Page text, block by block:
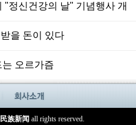
정신건강의 날" 기념행사 개
을 돈이 있다
오르가즘
族新闻 all rights reserved.